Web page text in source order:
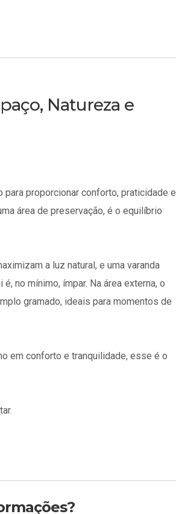
Natureza e
proporcionar conforto, praticidade e
área de preservação, é o equilíbrio
a luz natural, e uma varanda
no mínimo, ímpar. Na área externa, o
gramado, ideais para momentos de
em conforto e tranquilidade, esse é o